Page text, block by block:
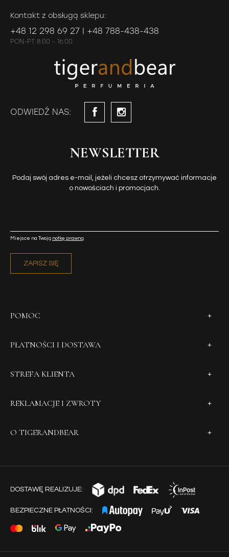
Kontakt z obsługą sklepu:
+48 12 298 69 27 | +48 788-438-438
PON-PT 8:00 - 16:00
ODWIEDŹ NAS:
NEWSLETTER
Podaj swój adres e-mail, jeżeli chcesz otrzymywać informacje
o nowościach i promocjach.
ZAPISZ SIĘ
Miejsce na Twoją notkę prawną
POMOC
PŁATNOŚCI I DOSTAWA
STREFA KLIENTA
REKLAMACJE I ZWROTY
O TIGERANDBEAR
DOSTAWĘ REALIZUJE:
BEZPIECZNE PŁATNOŚCI: